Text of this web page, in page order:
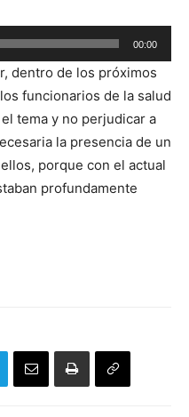
00:00
dentro de los próximos
funcionarios de la salud
tema y no perjudicar a
la presencia de un
porque con el actual
profundamente